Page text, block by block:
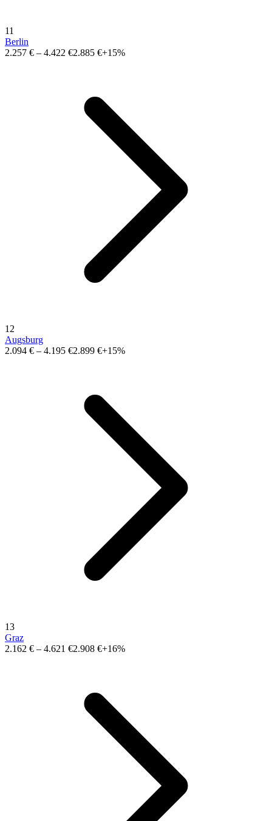
11
Berlin
2.257 € – 4.422 €2.885 €+15%
12
Augsburg
2.094 € – 4.195 €2.899 €+15%
13
Graz
2.162 € – 4.621 €2.908 €+16%